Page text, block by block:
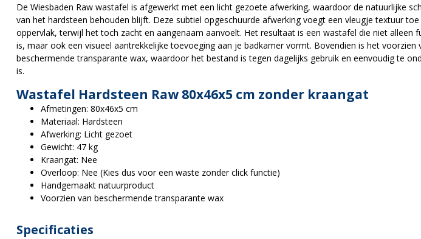
De Wiesbaden Raw wastafel is afgewerkt met een licht gezoete afwerking, waardoor de natuurlijke
van het hardsteen behouden blijft. Deze subtiel opgeschuurde afwerking voegt een vleugje textuur
oppervlak, terwijl het toch zacht en aangenaam aanvoelt. Het resultaat is een wastafel die niet alleen
is, maar ook een visueel aantrekkelijke toevoeging aan je badkamer vormt. Bovendien is het voorzien
beschermende transparante wax, waardoor het bestand is tegen dagelijks gebruik en eenvoudig te
is.
Wastafel Hardsteen Raw 80x46x5 cm zonder kraangat
Afmetingen: 80x46x5 cm
Materiaal: Hardsteen
Afwerking: Licht gezoet
Gewicht: 47 kg
Kraangat: Nee
Overloop: Nee (Kies dus voor een waste zonder click functie)
Handgemaakt natuurproduct
Voorzien van beschermende transparante wax
Specificaties